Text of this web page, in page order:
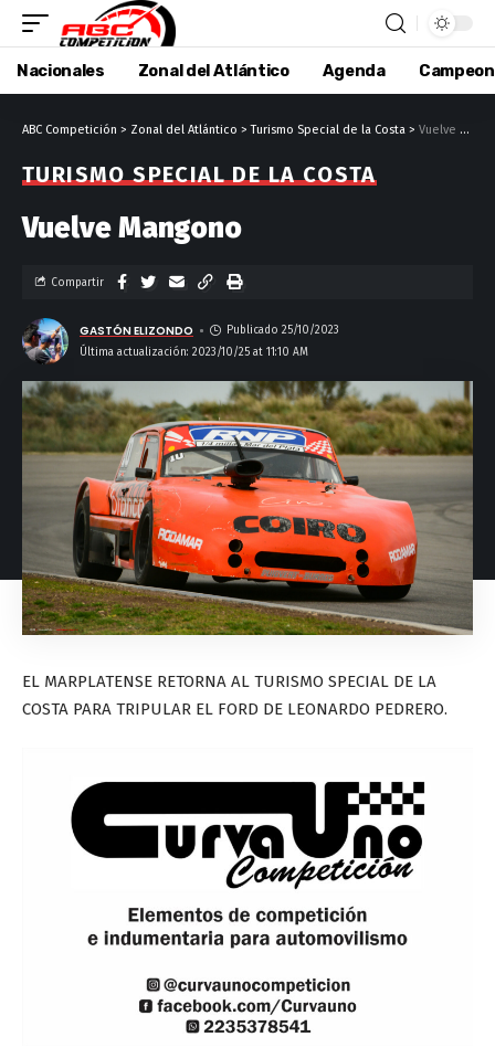
Nacionales Zonal del Atlántico Agenda
ABC Competición > Zonal del Atlántico >Turismo Special de la Costa > Vuelve Mangono
TURISMO SPECIAL DE LA COSTA
Vuelve Mangono
Última actualización: 2023/10/25 at 11:10 AM
GASTÓN ELIZONDO Publicado 25/10/2023
Compartir
EL MARPLATENSE RETORNA AL TURISMO SPECIAL DE LA
COSTA PARA TRIPULAR EL FORD DE LEONARDO PEDRERO.